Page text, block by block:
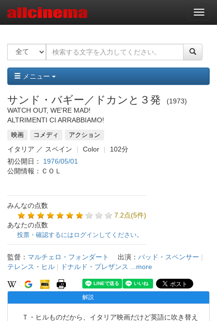
ナ
ビ
ー
ョ
ン
メニュー
サンド・バギー／ドカンと３発
1973
WATCH OUT, WE'RE MAD!
ALTRIMENTI CI ARRABBIAMO!
映画 コメディ アクション
イタリア ／ スペイン Color
102分
初公開日： 1976/05/01
公開情報：ＣＯＬ
みんなの点数
7.2点(5件)
あなたの点数
投票・確認するにはログインしてください。
監督： マルチェロ・フォンダート 出演： バッド・スペンサー |
テレンス・ヒル | ドナルド・プレザンス ...more
解説
Ｔ・ヒルものだから、イタリア映画だけど英語に吹き替え